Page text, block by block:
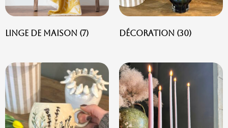
Linge de maison (7) Décoration (30)